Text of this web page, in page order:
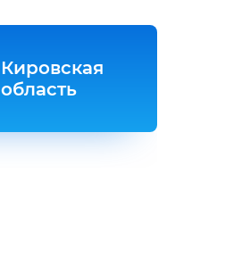
Кировская
область